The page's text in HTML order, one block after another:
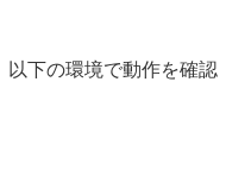
下の環境で動作を確認